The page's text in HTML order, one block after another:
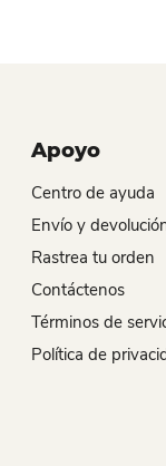
Apoyo
Centro de ayuda
Envío y
Rastrea tu orden
Contáctenos
Términos de
Política de